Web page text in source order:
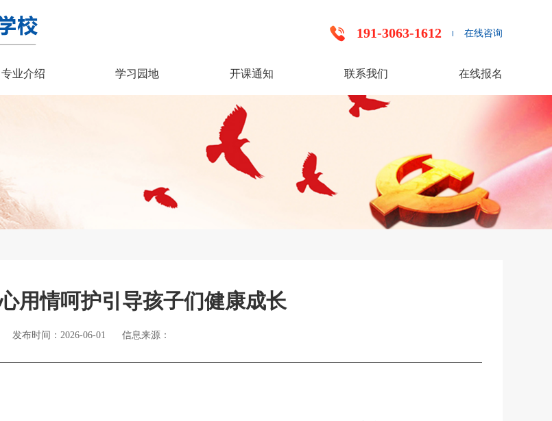
191-3063-1612 在线咨询
专业介绍 学习园地 开课通知 联系我们 在线报名
用情呵护引导孩子们健康成长
发布时间：2026-06-01 信息来源：